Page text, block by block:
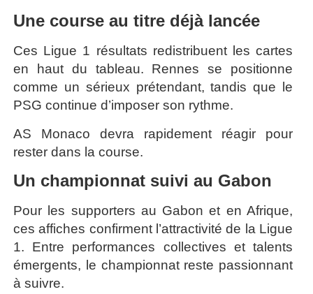
Une course au titre déjà lancée
Ces Ligue 1 résultats redistribuent les cartes
en haut du tableau. Rennes se positionne
comme un sérieux prétendant, tandis que le
PSG continue d’imposer son rythme.
AS Monaco devra rapidement réagir pour
rester dans la course.
Un championnat suivi au Gabon
Pour les supporters au Gabon et en Afrique,
ces affiches confirment l’attractivité de la Ligue
1. Entre performances collectives et talents
émergents, le championnat reste passionnant
à suivre.